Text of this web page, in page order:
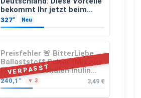
bekommt Ihr jetzt beim
Schuhkauf
327° Neu
VERPASST
Preisfehler 🚨 BitterLiebe
Ballaststoff Pulver (Mix aus
Flohsamenschalen Inulin
(Präbiotika) Leinsamen &
Apfelfaser)
240,1° ▼ 3 3,49 €